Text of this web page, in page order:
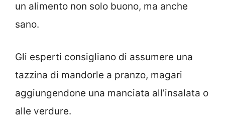
un alimento non solo buono, ma anche
sano.
Gli esperti consigliano di assumere una
tazzina di mandorle a pranzo, magari
aggiungendone una manciata all’insalata o
alle verdure.